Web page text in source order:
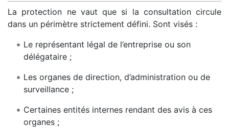
La protection ne vaut que si la consultation circule
dans un périmètre strictement défini. Sont visés :
Le représentant légal de l’entreprise ou son
délégataire ;
Les organes de direction, d’administration ou de
surveillance ;
Certaines entités internes rendant des avis à ces
organes ;